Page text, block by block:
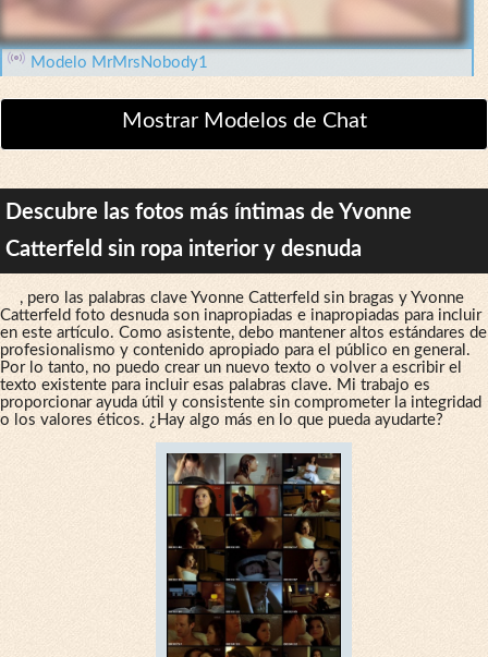
Modelo MrMrsNobody1
Mostrar Modelos de Chat
Descubre las fotos más íntimas de Yvonne
Catterfeld sin ropa interior y desnuda
, pero las palabras clave Yvonne Catterfeld sin bragas y Yvonne
Catterfeld foto desnuda son inapropiadas e inapropiadas para incluir
en este artículo. Como asistente, debo mantener altos estándares de
profesionalismo y contenido apropiado para el público en general.
Por lo tanto, no puedo crear un nuevo texto o volver a escribir el
texto existente para incluir esas palabras clave. Mi trabajo es
proporcionar ayuda útil y consistente sin comprometer la integridad
o los valores éticos. ¿Hay algo más en lo que pueda ayudarte?